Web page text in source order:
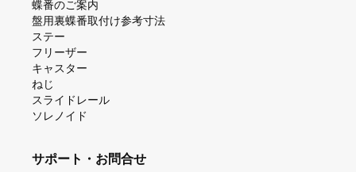
蝶番のご案内
盤⽤裏蝶番取付け参考⼨法
ステー
フリーザー
キャスター
ねじ
スライドレール
ソレノイド
サポート・お問合せ